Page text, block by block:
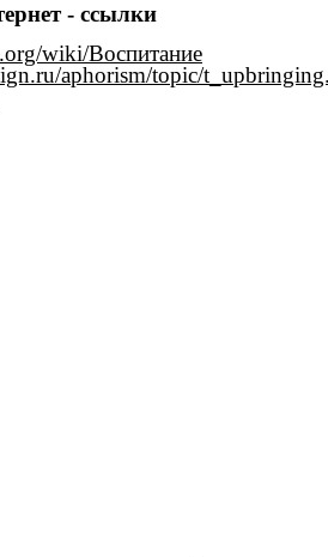
- ссылки
wiki/Воспитание
aphorism/topic/